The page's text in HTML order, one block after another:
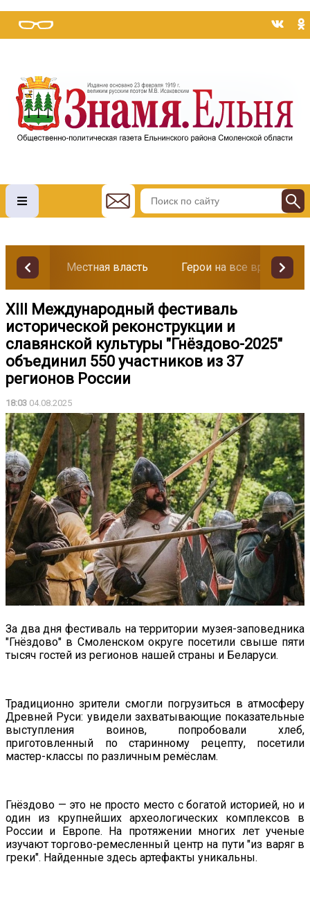
Местная власть Герои на все времена
XIII Международный фестиваль
исторической реконструкции и
славянской культуры "Гнёздово-2025"
объединил 550 участников из 37
регионов России
18:03 04.08.2025
За два дня фестиваль на территории музея-заповедника
"Гнёздово" в Смоленском округе посетили свыше пяти
тысяч гостей из регионов нашей страны и Беларуси.
Традиционно зрители смогли погрузиться в атмосферу
Древней Руси: увидели захватывающие показательные
выступления воинов, попробовали хлеб,
приготовленный по старинному рецепту, посетили
мастер-классы по различным ремёслам.
Гнёздово — это не просто место с богатой историей, но и
один из крупнейших археологических комплексов в
России и Европе. На протяжении многих лет ученые
изучают торгово-ремесленный центр на пути "из варяг в
греки". Найденные здесь артефакты уникальны.